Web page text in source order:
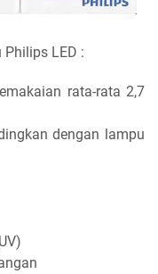
LED :
rata-rata 2,7
dengan lampu